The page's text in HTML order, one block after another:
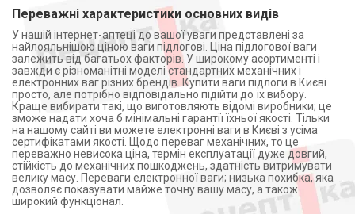
Переважні характеристики основних видів
У нашій інтернет-аптеці до вашої уваги представлені за
найлояльнішою ціною ваги підлогові. Ціна підлогової ваги
залежить від багатьох факторів. У широкому асортименті і
завжди є різноманітні моделі стандартних механічних і
електронних ваг різних брендів. Купити ваги підлоги в Києві
просто, але потрібно відповідально підійти до їх вибору.
Краще вибирати такі, що виготовляють відомі виробники; це
зможе надати хоча б мінімальні гарантії їхньої якості. Тільки
на нашому сайті ви можете електронні ваги в Києві з усіма
сертифікатами якості. Щодо переваг механічних, то це
переважно невисока ціна, термін експлуатації дуже довгий,
стійкість до механічних пошкоджень, здатність витримувати
велику масу. Переваги електронної ваги; низька похибка, яка
дозволяє показувати майже точну вашу масу, а також
широкий функціонал.